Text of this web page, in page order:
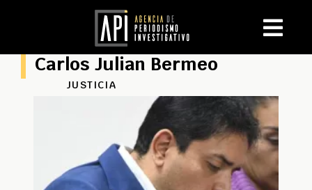
Carlos Julian Bermeo
JUSTICIA